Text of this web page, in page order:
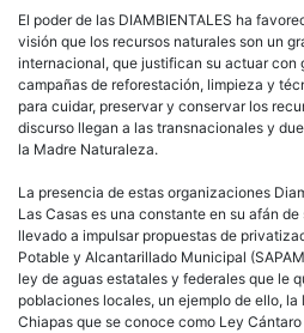
El poder de las DIAMBIENTALES ha
visión que los recursos naturales son un
internacional, que justifican su actuar con
campañas de reforestación, limpieza y
para cuidar, preservar y conservar los
discurso llegan a las transnacionales y
la Madre Naturaleza.
La presencia de estas organizaciones
Las Casas es una constante en su afán
llevado a impulsar propuestas de
Potable y Alcantarillado Municipal
ley de aguas estatales y federales que le
poblaciones locales, un ejemplo de ello,
Chiapas que se conoce como Ley